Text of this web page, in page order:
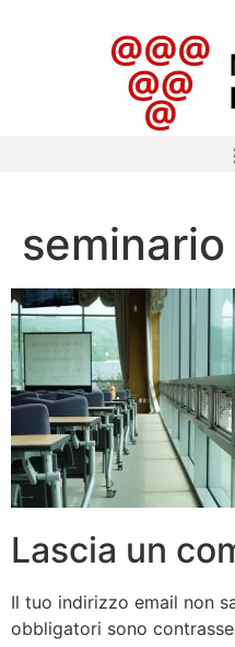
seminario
Lascia un
Il tuo indirizzo email non
obbligatori sono